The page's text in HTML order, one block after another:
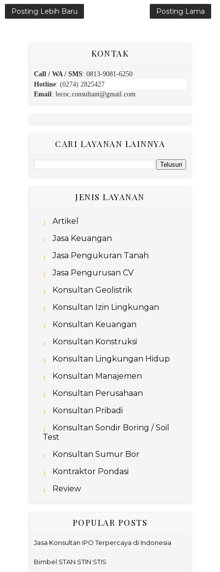
Posting Lebih Baru Posting Lama
KONTAK
Call / WA / SMS: 0813-9081-6250
Hotline: (0274) 2825427
Email: lecoc.consultant@gmail.com
CARI LAYANAN LAINNYA
JENIS LAYANAN
Artikel
Jasa Keuangan
Jasa Pengukuran Tanah
Jasa Pengurusan CV
Konsultan Geolistrik
Konsultan Izin Lingkungan
Konsultan Keuangan
Konsultan Konstruksi
Konsultan Lingkungan Hidup
Konsultan Manajemen
Konsultan Perusahaan
Konsultan Pribadi
Konsultan Sondir Boring / Soil
Test
Konsultan Sumur Bor
Kontraktor Pondasi
Review
POPULAR POSTS
Jasa Konsultan IPO Terpercaya di Indonesia
Bimbel STAN STIN STIS